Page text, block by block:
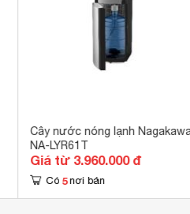
Cây nước nóng lạnh
NA-LYR61T
Giá từ 3.960.000 đ
Có 5 nơi bán